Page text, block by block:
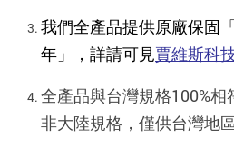
我們全產品提供原廠保固
年」，詳請可見賈維斯科
全產品與台灣規格100%相
非大陸規格，僅供台灣地區